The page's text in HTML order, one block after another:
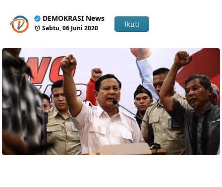
DEMOKRASI News
Sabtu, 06 Juni 2020 Ikuti